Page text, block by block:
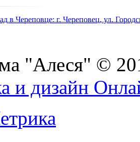
в Череповце: г. Череповец, ул.
"Алеся" ©
и дизайн